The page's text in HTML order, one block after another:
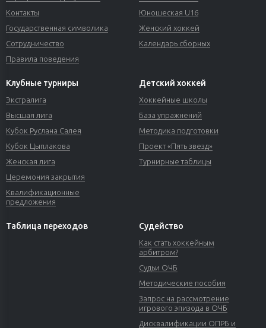
Контакты
Государственная символика
Сотрудничество
Правила поведения
Юношеская U16
Женский хоккей
Календарь сборных
Клубные турниры
Экстралига
Высшая лига
Кубок Руслана Салея
Кубок Цыплакова
Женская лига
Церемония закрытия
Квалификационные
предложения
Детский хоккей
Хоккейные школы
База упражнений
Методика подготовки
Проект «Пять звезд»
Турнирные таблицы
Таблица переходов Судейство
Как стать хоккейным
арбитром?
Судьи ОЧБ
Методические пособия
Запрос на рассмотрение
игрового эпизода в ОЧБ
Дисквалификации ОПРБ и